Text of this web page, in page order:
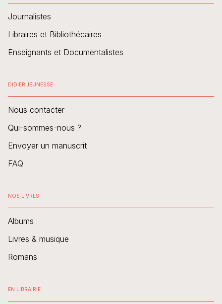
Journalistes
Libraires et Bibliothécaires
Enseignants et Documentalistes
DIDIER JEUNESSE
Nous contacter
Qui-sommes-nous ?
Envoyer un manuscrit
FAQ
NOS LIVRES
Albums
Livres & musique
Romans
EN LIBRAIRIE